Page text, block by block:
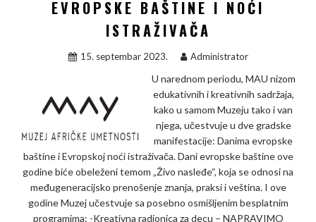
k
k
EVROPSKE BAŠTINE I NOĆI
ISTRAŽIVAČA
15. septembar 2023. Administrator
U narednom periodu, MAU nizom
edukativnih i kreativnih sadržaja,
kako u samom Muzeju tako i van
njega, učestvuje u dve gradske
manifestacije: Danima evropske
baštine i Evropskoj noći istraživača. Dani evropske baštine ove
godine biće obeleženi temom „Živo nasleđe“, koja se odnosi na
međugeneracijsko prenošenje znanja, praksi i veština. I ove
godine Muzej učestvuje sa posebno osmišljenim besplatnim
programima: -Kreativna radionica za decu – NAPRAVIMO